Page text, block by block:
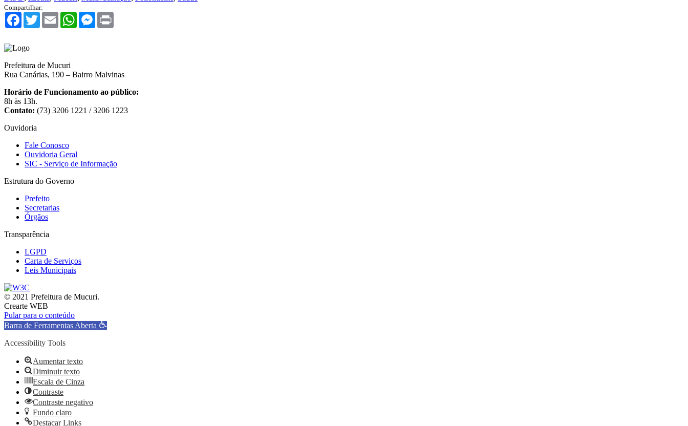
Compartilhar:
Facebook
TwitterEmail WhatsAppMessenger
Prefeitura de Mucuri
Rua Canárias, 190 – Bairro Malvinas
Horário de Funcionamento ao público:
8h às 13h.
Contato: (73) 3206 1221 / 3206 1223
Ouvidoria
Fale Conosco
Ouvidoria Geral
SIC - Serviço de Informação
Estrutura do Governo
Prefeito
Secretarias
Órgãos
Transparência
LGPD
Carta de Serviços
Leis Municipais
© 2021 Prefeitura de Mucuri.
Crearte WEB
Pular para o conteúdo
Barra de Ferramentas Aberta
Accessibility Tools
Aumentar texto
Diminuir texto
Escala de Cinza
Contraste
Contraste negativo
Fundo claro
Destacar Links